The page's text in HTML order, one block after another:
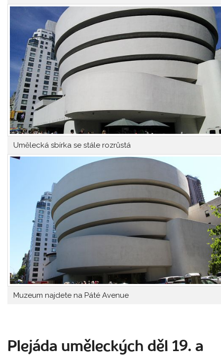
Umělecká sbírka se stále rozrůstá
Muzeum najdete na Páté Avenue
Plejáda uměleckých děl 19. a